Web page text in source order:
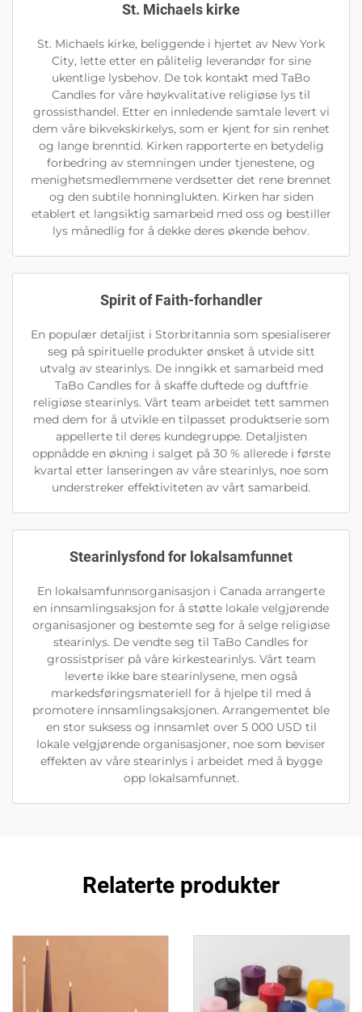
St. Michaels kirke
St. Michaels kirke, beliggende i hjertet av New York
City, lette etter en pålitelig leverandør for sine
ukentlige lysbehov. De tok kontakt med TaBo
Candles for våre høykvalitative religiøse lys til
grossisthandel. Etter en innledende samtale levert vi
dem våre bikvekskirkelys, som er kjent for sin renhet
og lange brenntid. Kirken rapporterte en betydelig
forbedring av stemningen under tjenestene, og
menighetsmedlemmene verdsetter det rene brennet
og den subtile honninglukten. Kirken har siden
etablert et langsiktig samarbeid med oss og bestiller
lys månedlig for å dekke deres økende behov.
Spirit of Faith-forhandler
En populær detaljist i Storbritannia som spesialiserer
seg på spirituelle produkter ønsket å utvide sitt
utvalg av stearinlys. De inngikk et samarbeid med
TaBo Candles for å skaffe duftede og duftfrie
religiøse stearinlys. Vårt team arbeidet tett sammen
med dem for å utvikle en tilpasset produktserie som
appellerte til deres kundegruppe. Detaljisten
oppnådde en økning i salget på 30 % allerede i første
kvartal etter lanseringen av våre stearinlys, noe som
understreker effektiviteten av vårt samarbeid.
Stearinlysfond for lokalsamfunnet
En lokalsamfunnsorganisasjon i Canada arrangerte
en innsamlingsaksjon for å støtte lokale velgjørende
organisasjoner og bestemte seg for å selge religiøse
stearinlys. De vendte seg til TaBo Candles for
grossistpriser på våre kirkestearinlys. Vårt team
leverte ikke bare stearinlysene, men også
markedsføringsmateriell for å hjelpe til med å
promotere innsamlingsaksjonen. Arrangementet ble
en stor suksess og innsamlet over 5 000 USD til
lokale velgjørende organisasjoner, noe som beviser
effekten av våre stearinlys i arbeidet med å bygge
opp lokalsamfunnet.
Relaterte produkter